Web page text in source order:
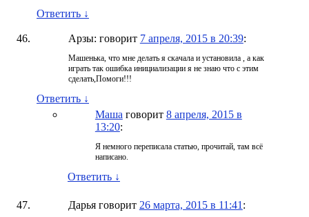
Ответить ↓
Арзы: говорит 7 апреля, 2015 в 20:39:
Машенька, что мне делать я скачала и установила , а как
играть так ошибка инициализации я не знаю что с этим
сделать,Помоги!!!
Ответить ↓
Маша говорит 8 апреля, 2015 в
13:20:
Я немного переписала статью, прочитай, там всё
написано.
Ответить ↓
Дарья говорит 26 марта, 2015 в 11:41 :